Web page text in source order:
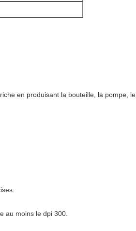
en produisant la bouteille, la pompe, le
au moins le dpi 300.